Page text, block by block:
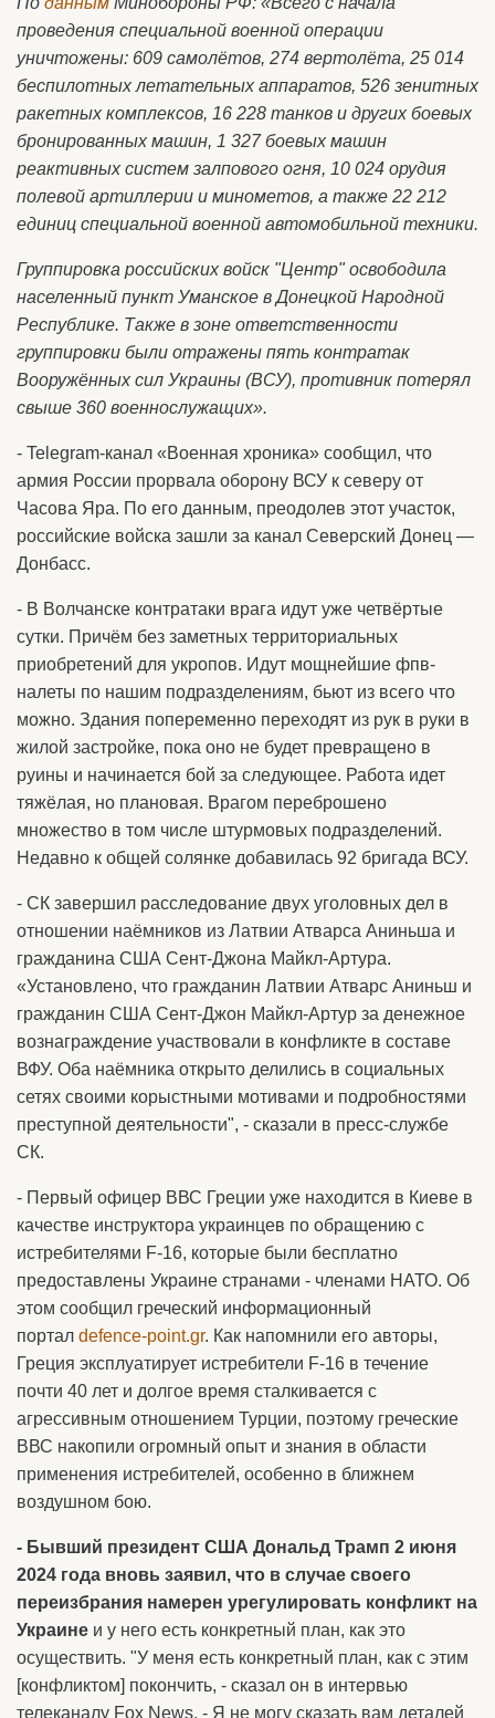
проведения специальной военной операции
уничтожены: 609 самолётов, 274 вертолёта, 25 014
беспилотных летательных аппаратов, 526 зенитных
ракетных комплексов, 16 228 танков и других боевых
бронированных машин, 1 327 боевых машин
реактивных систем залпового огня, 10 024 орудия
полевой артиллерии и минометов, а также 22 212
единиц специальной военной автомобильной техники.
Группировка российских войск "Центр" освободила
населенный пункт Уманское в Донецкой Народной
Республике. Также в зоне ответственности
группировки были отражены пять контратак
Вооружённых сил Украины (ВСУ), противник потерял
свыше 360 военнослужащих».
- Telegram-канал «Военная хроника» сообщил, что
армия России прорвала оборону ВСУ к северу от
Часова Яра. По его данным, преодолев этот участок,
российские войска зашли за канал Северский Донец —
Донбасс.
- В Волчанске контратаки врага идут уже четвёртые
сутки. Причём без заметных территориальных
приобретений для укропов. Идут мощнейшие фпв-
налеты по нашим подразделениям, бьют из всего что
можно. Здания попеременно переходят из рук в руки в
жилой застройке, пока оно не будет превращено в
руины и начинается бой за следующее. Работа идет
тяжёлая, но плановая. Врагом переброшено
множество в том числе штурмовых подразделений.
Недавно к общей солянке добавилась 92 бригада ВСУ.
- СК завершил расследование двух уголовных дел в
отношении наёмников из Латвии Атварса Аниньша и
гражданина США Сент-Джона Майкл-Артура.
«Установлено, что гражданин Латвии Атварс Аниньш и
гражданин США Сент-Джон Майкл-Артур за денежное
вознаграждение участвовали в конфликте в составе
ВФУ. Оба наёмника открыто делились в социальных
сетях своими корыстными мотивами и подробностями
преступной деятельности", - сказали в пресс-службе
СК.
- Первый офицер ВВС Греции уже находится в Киеве в
качестве инструктора украинцев по обращению с
истребителями F-16, которые были бесплатно
предоставлены Украине странами - членами НАТО. Об
этом сообщил греческий информационный
портал defence-point.gr. Как напомнили его авторы,
Греция эксплуатирует истребители F-16 в течение
почти 40 лет и долгое время сталкивается с
агрессивным отношением Турции, поэтому греческие
ВВС накопили огромный опыт и знания в области
применения истребителей, особенно в ближнем
воздушном бою.
- Бывший президент США Дональд Трамп 2 июня
2024 года вновь заявил, что в случае своего
переизбрания намерен урегулировать конфликт на
Украине и у него есть конкретный план, как это
осуществить. "У меня есть конкретный план, как с этим
[конфликтом] покончить, - сказал он в интервью
телеканалу Fox News. - Я не могу сказать вам деталей